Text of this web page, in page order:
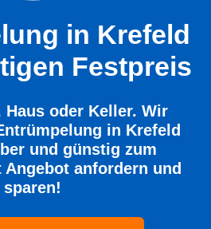
in Krefeld
Festpreis
Haus oder Keller. Wir
in Krefeld
und günstig zum
anfordern und
sparen!